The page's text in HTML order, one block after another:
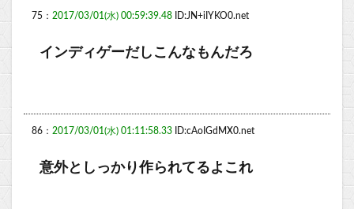
75： 2017/03/01(水) 00:59:39.48 ID:JN+iIYKO0.net
インディゲーだしこんなもんだろ
86： 2017/03/01(水) 01:11:58.33 ID:cAoIGdMX0.net
意外としっかり作られてるよこれ